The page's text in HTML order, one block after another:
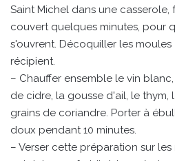
Saint Michel dans une casserole,
couvert quelques minutes, pour
s'ouvrent. Décoquiller les
récipient.
– Chauffer ensemble le vin
de cidre, la gousse d'ail, le thym,
grains de coriandre. Porter à
doux pendant 10 minutes.
– Verser cette préparation sur